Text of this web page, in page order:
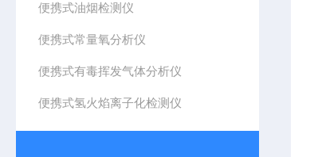
便携式油烟检测仪
便携式常量氧分析仪
便携式有毒挥发气体分析仪
便携式氢火焰离子化检测仪